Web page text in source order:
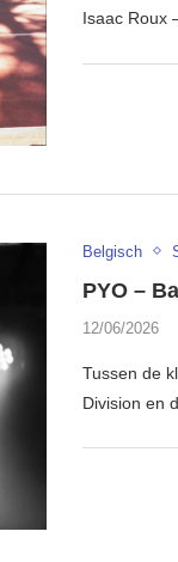
Isaac Roux
Belgisch
PYO –
12/06/2026
Tussen de
Division en